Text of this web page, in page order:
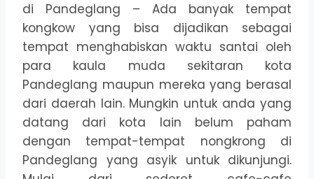
di Pandeglang – Ada banyak tempat
kongkow yang bisa dijadikan sebagai
tempat menghabiskan waktu santai oleh
para kaula muda sekitaran kota
Pandeglang maupun mereka yang berasal
dari daerah lain. Mungkin untuk anda yang
datang dari kota lain belum paham
dengan tempat-tempat nongkrong di
Pandeglang yang asyik untuk dikunjungi.